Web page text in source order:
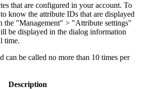
that are configured in your account. To
know the attribute IDs that are displayed
the "Management" > "Attribute settings"
be displayed in the dialog information
time.
can be called no more than 10 times per
Description